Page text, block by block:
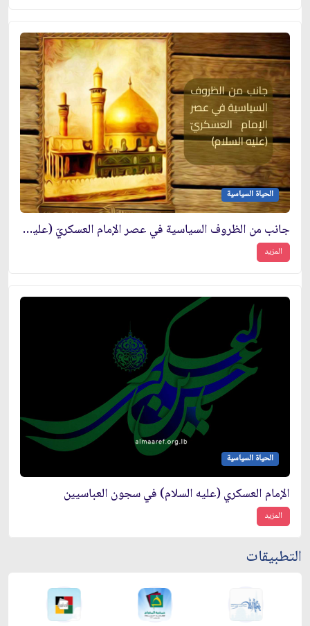
الحياة السياسية
جانب من الظروف السياسية في عصر الإمام العسكريّ (عليه السلام)
المزيد
الحياة السياسية
الإمام العسكري (عليه السلام) في سجون العباسيين
المزيد
التطبيقات